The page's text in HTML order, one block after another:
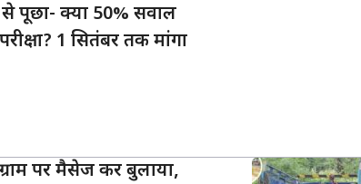
पूछा- क्या 50% सवाल
1 सितंबर तक मांगा
पर मैसेज कर बुलाया,